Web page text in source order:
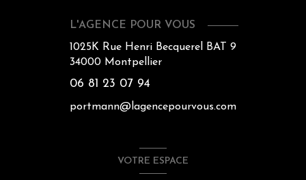
L'AGENCE POUR VOUS
1025K Rue Henri Becquerel BAT 9
34000 Montpellier
06 81 23 07 94
portmann@lagencepourvous.com
VOTRE ESPACE